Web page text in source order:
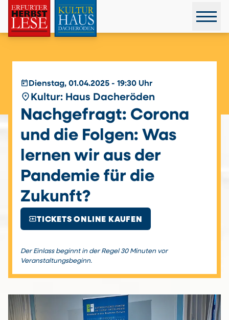
today Dienstag, 01.04.2025 - 19:30 Uhr
place Kultur: Haus Dacheröden
Nachgefragt: Corona
und die Folgen: Was
lernen wir aus der
Pandemie für die
Zukunft?
local_activityTICKETS ONLINE KAUFEN
Der Einlass beginnt in der Regel 30 Minuten vor
Veranstaltungsbeginn.